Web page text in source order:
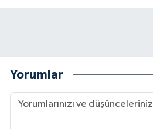
Yorumlar